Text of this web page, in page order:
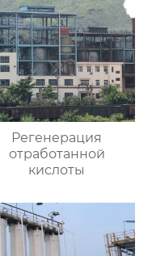
Регенерация
отработанной
кислоты